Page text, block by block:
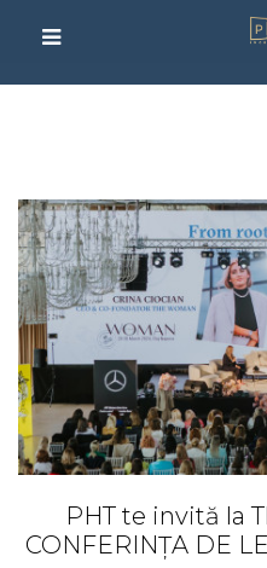
PHT te invită la
CONFERINȚA DE